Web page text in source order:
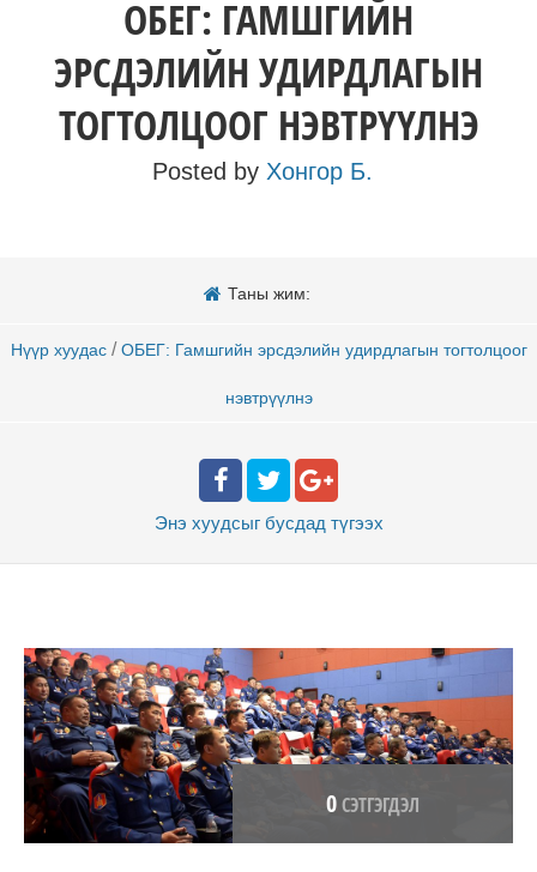
ОБЕГ: ГАМШГИЙН
ЭРСДЭЛИЙН УДИРДЛАГЫН
ТОГТОЛЦООГ НЭВТРҮҮЛНЭ
Posted by Хонгор Б.
Таны жим:
Нүүр хуудас / ОБЕГ: Гамшгийн эрсдэлийн удирдлагын тогтолцоог
нэвтрүүлнэ
Энэ хуудсыг бусдад түгээх
0СЭТГЭГДЭЛ